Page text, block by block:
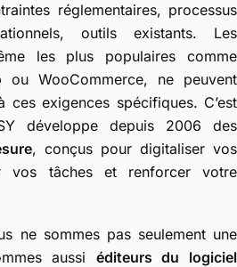
réglementaires, processus
outils existants. Les
les plus populaires comme
ou WooCommerce, ne peuvent
ces exigences spécifiques. C’est
développe depuis 2006 des
, conçus pour digitaliser vos
vos tâches et renforcer votre
ne sommes pas seulement une
aussi éditeurs du logiciel